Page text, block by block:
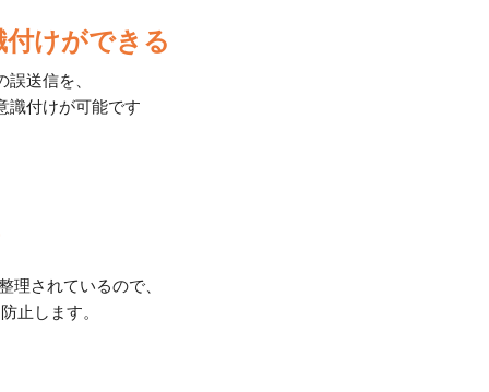
けができる
送信を、
識付けが可能です
されているので、
止します。